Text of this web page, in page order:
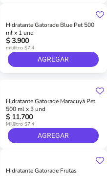
Hidratante Gatorade Blue Pet 500
ml x 1 und
$ 3.900
mililitro $7,4
AGREGAR
Hidratante Gatorade Maracuyá Pet
500 ml x 3 und
$ 11.700
Mililitro $7,4
AGREGAR
Hidratante Gatorade Frutas